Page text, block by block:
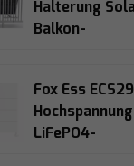
Halterung
Balkon-
Fox Ess
LiFePO4-